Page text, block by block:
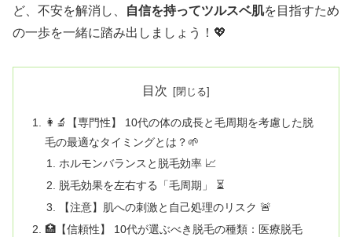
ど、不安を解消し、
自信を持ってツルスベ肌を目指すため
の一歩を一緒に踏み出しましょう！💖
目次
👩‍🔬【専門性】 10代の体の成長と毛周期を考慮した脱
毛の最適なタイミングとは？🌱
ホルモンバランスと脱毛効率 📈
脱毛効果を左右する「毛周期」 ⏳
【注意】肌への刺激と自己処理のリスク 🚨
🏥【信頼性】 10代が選ぶべき脱毛の種類：医療脱毛